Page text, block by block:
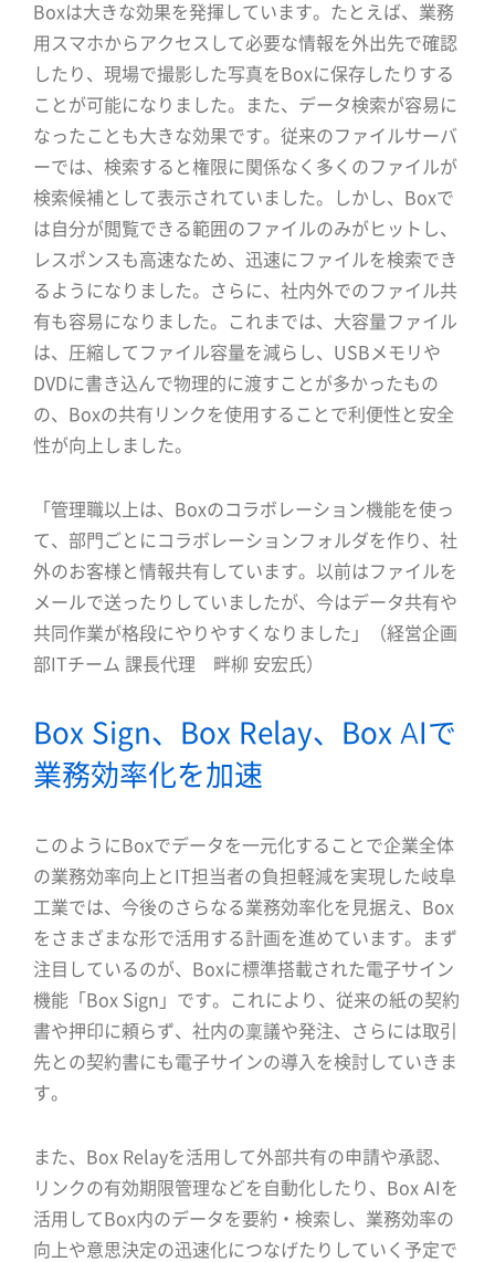
Boxは大きな効果を発揮しています。たとえば、業務
用スマホからアクセスして必要な情報を外出先で確認
したり、現場で撮影した写真をBoxに保存したりする
ことが可能になりました。また、データ検索が容易に
なったことも大きな効果です。従来のファイルサーバ
ーでは、検索すると権限に関係なく多くのファイルが
検索候補として表示されていました。しかし、Boxで
は自分が閲覧できる範囲のファイルのみがヒットし、
レスポンスも高速なため、迅速にファイルを検索でき
るようになりました。さらに、社内外でのファイル共
有も容易になりました。これまでは、大容量ファイル
は、圧縮してファイル容量を減らし、USBメモリや
DVDに書き込んで物理的に渡すことが多かったもの
の、Boxの共有リンクを使用することで利便性と安全
性が向上しました。
「管理職以上は、Boxのコラボレーション機能を使っ
て、部門ごとにコラボレーションフォルダを作り、社
外のお客様と情報共有しています。以前はファイルを
メールで送ったりしていましたが、今はデータ共有や
共同作業が格段にやりやすくなりました」（経営企画
部ITチーム 課長代理 畔柳 安宏氏）
Box Sign、Box Relay、Box AIで
業務効率化を加速
このようにBoxでデータを一元化することで企業全体
の業務効率向上とIT担当者の負担軽減を実現した岐阜
工業では、今後のさらなる業務効率化を見据え、Box
をさまざまな形で活用する計画を進めています。まず
注目しているのが、Boxに標準搭載された電子サイン
機能「Box Sign」です。これにより、従来の紙の契約
書や押印に頼らず、社内の稟議や発注、さらには取引
先との契約書にも電子サインの導入を検討していきま
す。
また、Box Relayを活用して外部共有の申請や承認、
リンクの有効期限管理などを自動化したり、Box AIを
活用してBox内のデータを要約・検索し、業務効率の
向上や意思決定の迅速化につなげたりしていく予定で